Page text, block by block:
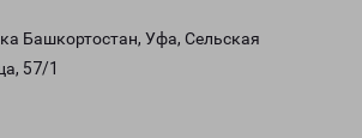
Башкортостан, Уфа, Сельская
57/1